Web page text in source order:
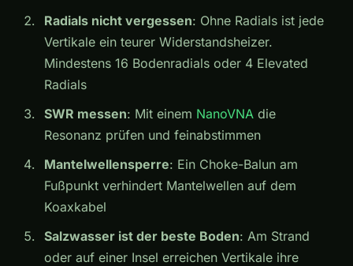
Radials nicht vergessen: Ohne Radials ist jede
Vertikale ein teurer Widerstandsheizer.
Mindestens 16 Bodenradials oder 4 Elevated
Radials
SWR messen: Mit einem NanoVNA die
Resonanz prüfen und feinabstimmen
Mantelwellensperre: Ein Choke-Balun am
Fußpunkt verhindert Mantelwellen auf dem
Koaxkabel
Salzwasser ist der beste Boden: Am Strand
oder auf einer Insel erreichen Vertikale ihre